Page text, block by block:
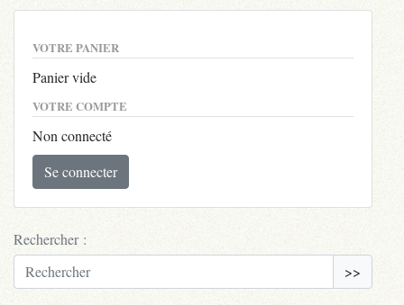
VOTRE PANIER
Panier vide
VOTRE COMPTE
Non connecté
Se connecter
Rechercher :
>>